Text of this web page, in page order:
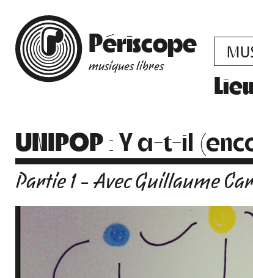
Périscope
musiques libres
UNIPOP : Y a-t-il
Partie 1 - Avec Guillaume